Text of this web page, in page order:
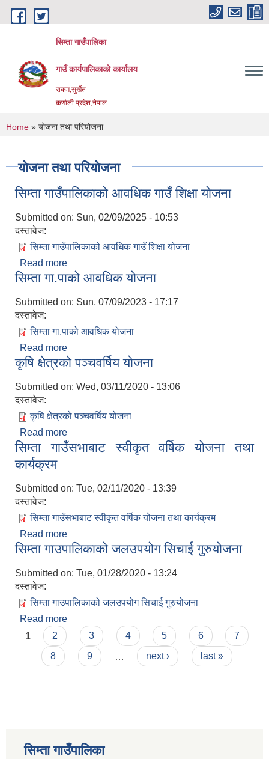
Skip to main content
सिम्ता गाउँपालिका
गाउँ कार्यपालिकाको कार्यालय
राकम,सुर्खेत
कर्णाली प्रदेश,नेपाल
You are here
Home » योजना तथा परियोजना
योजना तथा परियोजना
सिम्ता गाउँपालिकाको आवधिक गाउँ शिक्षा योजना
Submitted on: Sun, 02/09/2025 - 10:53
दस्तावेज:
सिम्ता गाउँपालिकाको आवधिक गाउँ शिक्षा योजना
Read more
सिम्ता गा.पाको आवधिक योजना
Submitted on: Sun, 07/09/2023 - 17:17
दस्तावेज:
सिम्ता गा.पाको आवधिक योजना
Read more
कृषि क्षेत्रको पञ्चवर्षिय योजना
Submitted on: Wed, 03/11/2020 - 13:06
दस्तावेज:
कृषि क्षेत्रको पञ्चवर्षिय योजना
Read more
सिम्ता गाउँसभाबाट स्वीकृत वर्षिक योजना तथा
कार्यक्रम
Submitted on: Tue, 02/11/2020 - 13:39
दस्तावेज:
सिम्ता गाउँसभाबाट स्वीकृत वर्षिक योजना तथा कार्यक्रम
Read more
कार्यक्रम
सिम्ता गाउपालिकाको जलउपयोग सिचाई गुरुयोजना
Submitted on: Tue, 01/28/2020 - 13:24
दस्तावेज:
सिम्ता गाउपालिकाको जलउपयोग सिचाई गुरुयोजना
Read more
Pages
1 2 3 4 5 6
7
8
9 next › last »
सिम्ता गाउँपालिका